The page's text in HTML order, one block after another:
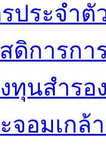
ประจำตั
ดิการกา
ทุนสำรอ
จอมเกล้